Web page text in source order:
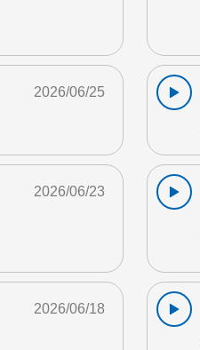
2026/06/25
2026/06/23
2026/06/18